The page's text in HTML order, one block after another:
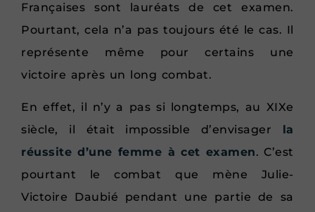
Françaises sont lauréats de cet examen.
Pourtant, cela n’a pas toujours été le cas. Il
représente même pour certains une
victoire après un long combat.
En effet, il n’y a pas si longtemps, au XIXe
siècle, il était impossible d’envisager
la
réussite d’une femme à cet examen. C’est
pourtant le combat que mène Julie-
Victoire Daubié pendant une partie de sa